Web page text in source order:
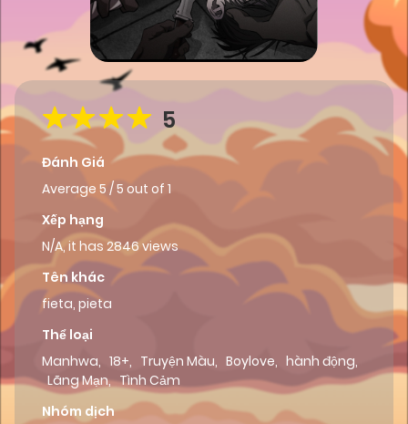
5
Đánh Giá
Average 5 /5 out of 1
Xếp hạng
N/A, it has 2846 views
Tên khác
fieta, pieta
Thể loại
Manhwa, 18+, Truyện Màu, Boylove, hành động,
Lãng Mạn, Tình Cảm
Nhóm dịch